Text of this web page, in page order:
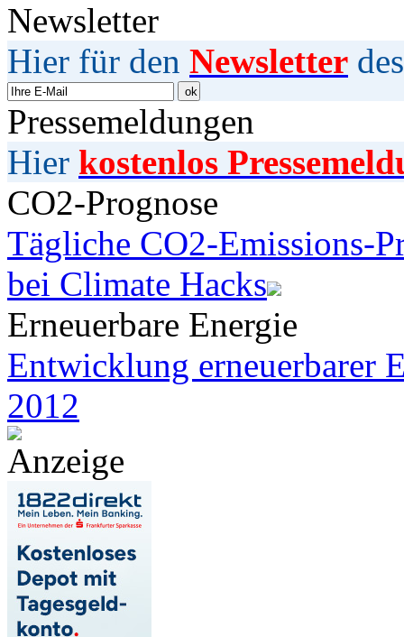
Newsletter
Hier für den Newsletter
Pressemeldungen
Hier kostenlos
CO2-Prognose
Tägliche CO2-Emissions-
bei Climate Hacks
Erneuerbare Energie
Entwicklung erneuerbarer
2012
Anzeige